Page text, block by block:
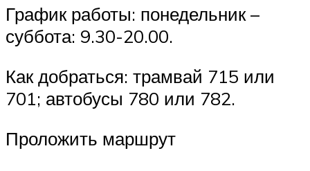
График работы: понедельник –
суббота: 9.30-20.00.
Как добраться: трамвай 715 или
701; автобусы 780 или 782.
Проложить маршрут